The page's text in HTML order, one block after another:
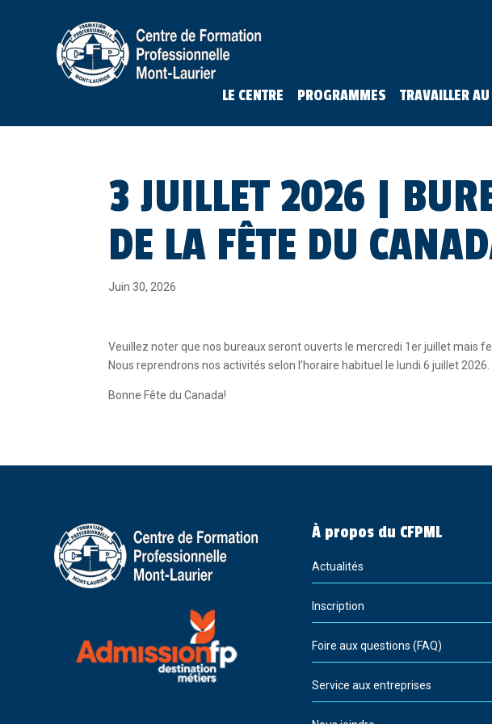
LE CENTRE PROGRAMMES TRAVAILLER
3 JUILLET 2026 |
DE LA FÊTE DU
Juin 30, 2026
Veuillez noter que nos bureaux seront ouverts le mercredi 1er juillet mais
Nous reprendrons nos activités selon l’horaire habituel le lundi 6 juillet 2026.
Bonne Fête du Canada!
À propos du CFPML
Actualités
Inscription
Foire aux questions (FAQ)
Service aux entreprises